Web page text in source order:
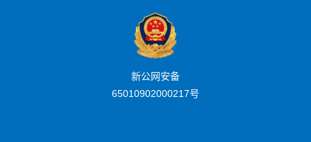
新公网安备
65010902000217号